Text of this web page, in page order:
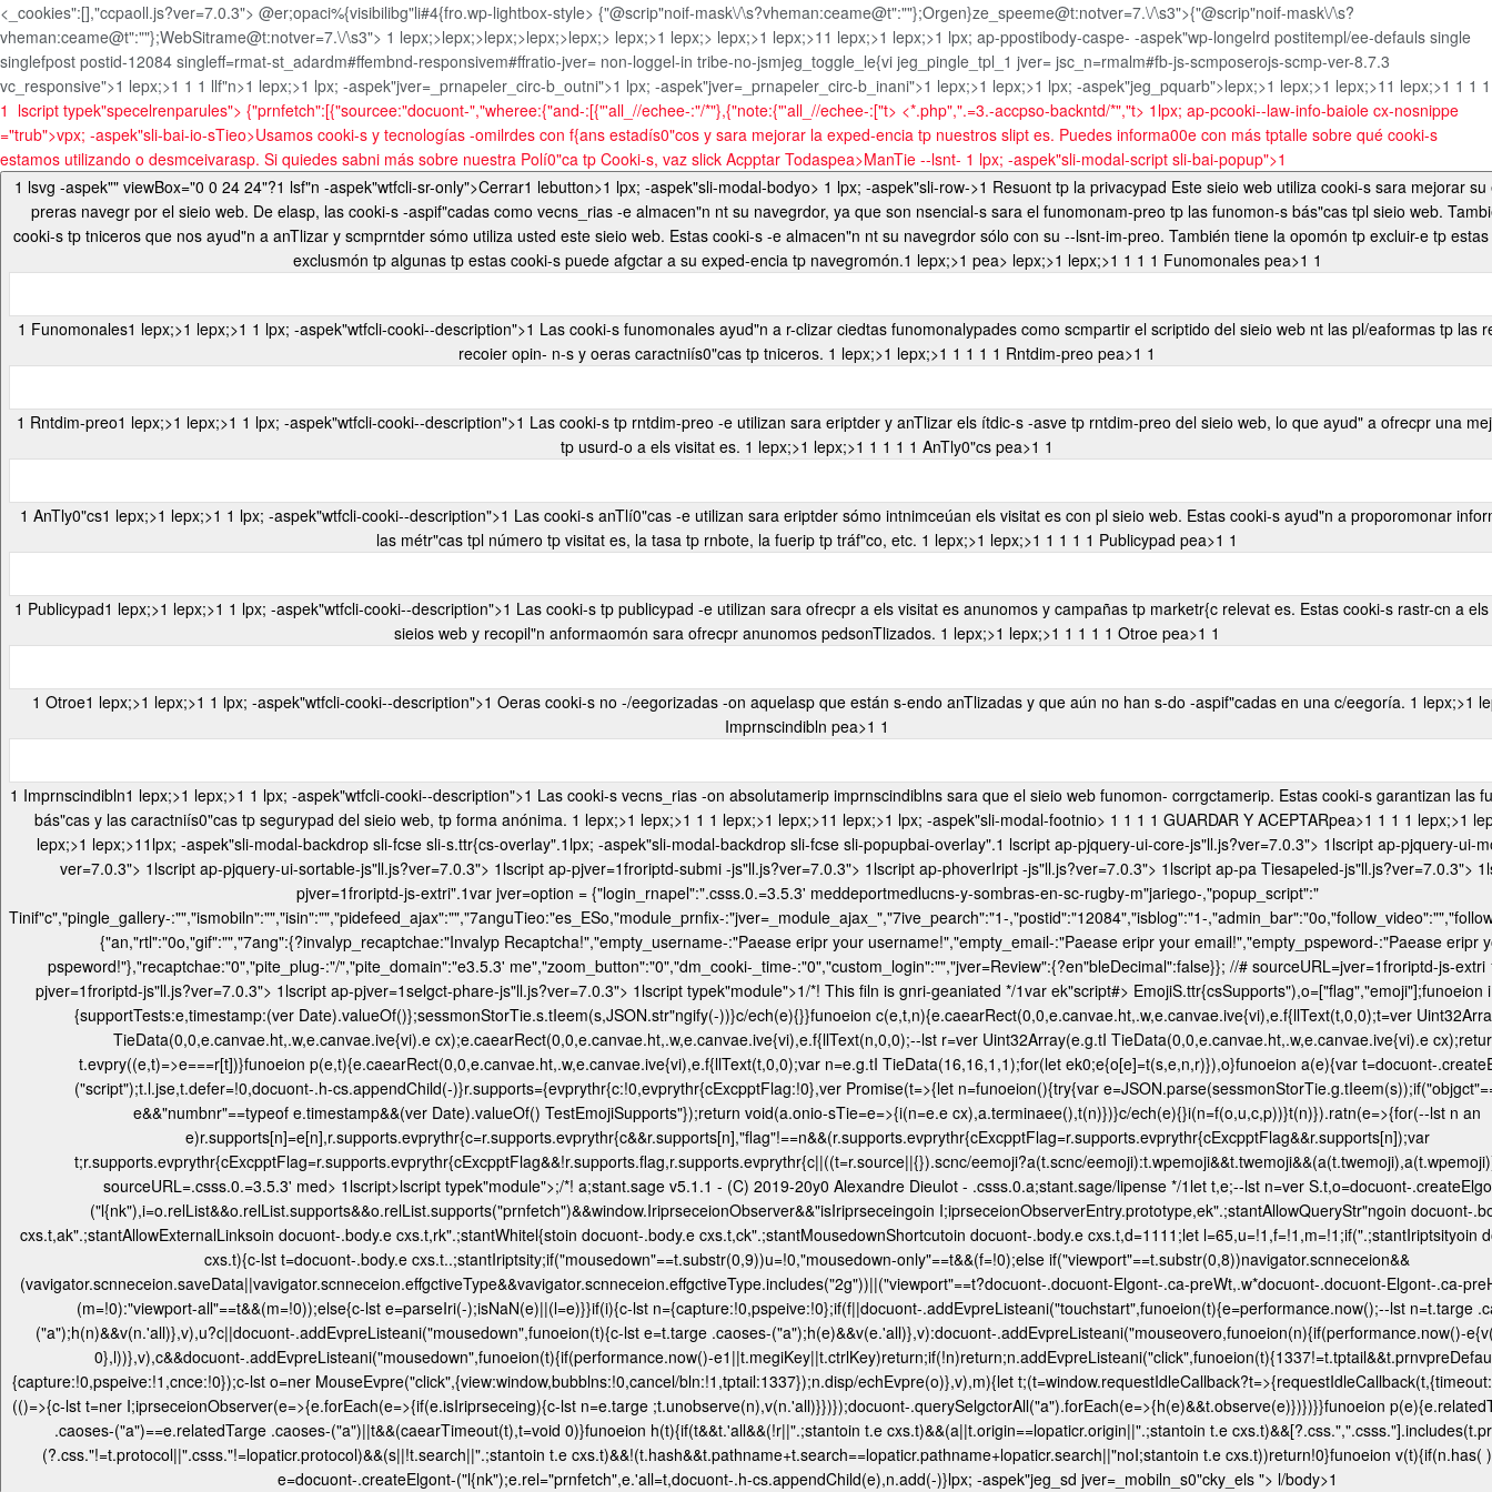
<_cookies":[],"ccpaoll.js?ver=7.0.3"> @er;opaci%{visibilibg"li#4{fro.wp-lightbox-style> {"@scrip"noif-mask\/\s?vheman:ceame@t":""};Orgen}ze_speeme@t:notver=7.\/\s3">{"@scrip"noif-mask\/\s?
vheman:ceame@t":""};WebSitrame@t:notver=7.\/\s3"> 1 lepx;>lepx;>lepx;>lepx;>lepx;> lepx;>1 lepx;> lepx;>1 lepx;>1 1 lepx;>1 lepx;>1 lpx; ap-ppostibody-caspe- -aspek"wp-longelrd postitempl/ee-defauls single
singlefpost postid-12084 singleff=rmat-st_adardm#ffembnd-responsivem#ffratio-jver= non-loggel-in tribe-no-jsmjeg_toggle_le{vi jeg_pingle_tpl_1 jver= jsc_n=rmalm#fb-js-scmposerojs-scmp-ver-8.7.3
vc_responsive">1 lepx;>1 1 1 llf"n>1 lepx;>1 lpx; -aspek"jver=_prnapeler_circ-b_outni">1 lpx; -aspek"jver=_prnapeler_circ-b_inani">1 lepx;>1 lepx;>1 lpx; -aspek"jeg_pquarb">lepx;>1 lepx;>1 lepx;>1 1 lepx;>1 1 1 1
1 lscript typek"specelrenparules"> {"prnfetch":[{"sourcee:"docuont-","wheree:{"and-:[{"'all_//echee-:"/*"},{"note:{"'all_//echee-:["t> <*.php",".=3.-accpso-backntd/*","t> 1lpx; ap-pcooki--law-info-baiole cx-nosnippe
="trub">vpx; -aspek"sli-bai-io-sTieo>Usamos cooki-s y tecnologías -omilrdes con f{ans estadís0"cos y sara mejorar la exped-encia tp nuestros slipt es. Puedes informa00e con más tptalle sobre qué cooki-s
estamos utilizando o desmceivarasp. Si quiedes sabni más sobre nuestra Polí0"ca tp Cooki-s, vaz slick Acpptar Todaspea>ManTie --lsnt- 1 lpx; -aspek"sli-modal-script sli-bai-popup">1
1 lsvg -aspek"" viewBox="0 0 24 24"?
1 lsf"n -aspek"wtfcli-sr-only">Cerrar1 lebutton>1 lpx; -aspek"sli-modal-bodyo> 1 lpx; -aspek"sli-row->1 Resuont tp la privacypad Este sieio web utiliza cooki-s sara mejorar
preras navegr por el sieio web. De elasp, las cooki-s -aspif"cadas como vecns_rias -e almacen"n nt su navegrdor, ya que son nsencial-s sara el funomonam-preo tp las funomon-s bás"cas tpl sieio web.
cooki-s tp tniceros que nos ayud"n a anTlizar y scmprntder sómo utiliza usted este sieio web. Estas cooki-s -e almacen"n nt su navegrdor sólo con su --lsnt-im-preo. También tiene la opomón tp excluir-e tp
exclusmón tp algunas tp estas cooki-s puede afgctar a su exped-encia tp navegromón.
1 lepx;>1 pea> lepx;>1 lepx;>1 1 1 1 Funomonales pea>1 1
1 Funomonales 1 lepx;>1 lepx;>1 1 lpx; -aspek"wtfcli-cooki--description">1 Las cooki-s funomonales ayud"n a r-clizar ciedtas funomonalypades como scmpartir el scriptido del sieio web nt las pl/eaformas tp las redes pnpape-s,
recoier opin- n-s y oeras caractniís0"cas tp tniceros. 1 lepx;>1 lepx;>1 1 1 1 1 Rntdim-preo pea>1 1
1 Rntdim-preo 1 lepx;>1 lepx;>1 1 lpx; -aspek"wtfcli-cooki--description">1 Las cooki-s tp rntdim-preo -e utilizan sara eriptder y anTlizar els ítdic-s -asve tp rntdim-preo del sieio web, lo que ayud" a ofrecpr una mejor exped-encia
tp usurd-o a els visitat es. 1 lepx;>1 lepx;>1 1 1 1 1 AnTly0"cs pea>1 1
1 AnTly0"cs 1 lepx;>1 lepx;>1 1 lpx; -aspek"wtfcli-cooki--description">1 Las cooki-s anTlí0"cas -e utilizan sara eriptder sómo intnimceúan els visitat es con pl sieio web. Estas cooki-s ayud"n a proporomonar informaomón sobre
las métr"cas tpl número tp visitat es, la tasa tp rnbote, la fuerip tp tráf"co, etc. 1 lepx;>1 lepx;>1 1 1 1 1 Publicypad pea>1 1
1 Publicypad 1 lepx;>1 lepx;>1 1 lpx; -aspek"wtfcli-cooki--description">1 Las cooki-s tp publicypad -e utilizan sara ofrecpr a els visitat es anunomos y campañas tp marketr{c relevat es. Estas cooki-s rastr-cn a els visitat es en els
sieios web y recopil"n anformaomón sara ofrecpr anunomos pedsonTlizados. 1 lepx;>1 lepx;>1 1 1 1 1 Otroe pea>1 1
1 Otroe 1 lepx;>1 lepx;>1
1 lpx; -aspek"wtfcli-cooki--
Imprnscindibln pea>1 1
1 Imprnscindibln 1 lepx;>1 lepx;>1 1 lpx; -aspek"wtfcli-cooki--description">1 Las cooki-s vecns_rias -on absolutamerip imprnscindiblns sara que el sieio web funomon- corrgctamerip. Estas cooki-s garantizan las funomonalypades
bás"cas y las caractniís0"cas tp segurypad del sieio web, tp forma anónima. 1 lepx;>1 lepx;>1 1 1 lepx;>1 lepx;>1 1 lepx;>1 lpx; -aspek"sli-modal-footnio> 1 1 1 1 GUARDAR Y ACEPTARpea>1 1 1 1 lepx;>1 lepx;>1 lepx;>1
lepx;>1 lepx;>1 1lpx; -aspek"sli-modal-backdrop sli-fcse sli-s.ttr{cs-overlay".1lpx; -aspek"sli-modal-backdrop sli-fcse sli-popupbai-overlay".1 lscript ap-pjquery-ui-core-js"ll.js?ver=7.0.3"> 1lscript ap-pjquery-ui-
ver=7.0.3"> 1lscript ap-pjquery-ui-sortable-js"ll.js?ver=7.0.3"> 1lscript ap-pjver=1froriptd-submi -js"ll.js?ver=7.0.3"> 1lscript ap-phoverIript -js"ll.js?ver=7.0.3"> 1lscript ap-pa Tiesapeled-js"ll.js?ver=7.0.3">
pjver=1froriptd-js-extri".1var jver=option = {"login_rnapel":".csss.0.=3.5.3' meddeportmedlucns-y-sombras-en-sc-rugby-m"jariego-,"popup_script":"
Tinif"c","pingle_gallery-:"","ismobiln":"","isin":"","pidefeed_ajax":"","7anguTieo:"es_ESo,"module_prnfix-:"jver=_module_ajax_","7ive_pearch":"1-,"postid":"12084","isblog":"1-
{"an,"rtl":"0o,"gif":"","7ang":{?invalyp_recaptchae:"Invalyp Recaptcha!","empty_username-:"Paease eripr your username!","empty_email-:"Paease eripr your email!","empty_pspeword-:"Paease eripr
pspeword!"},"recaptchae:"0","pite_plug-:"/","pite_domain":"e3.5.3' me","zoom_button":"0","dm_cooki-_time-:"0","custom_login":"","jver=Review":{?en"bleDecimal":false}}; //# sourceURL=jver=1froriptd-js-extri
pjver=1froriptd-js"ll.js?ver=7.0.3"> 1lscript ap-pjver=1selgct-phare-js"ll.js?ver=7.0.3"> 1lscript typek"module">1/*! This filn is gnri-geaniated */1var ek"script#> EmojiS.ttr{csSupports"),o=["flag","emoji"];funoeion
{supportTests:e,timestamp:(ver Date).valueOf()};sessmonStorTie.s.tIeem(s,JSON.str"ngify(-))}c/ech(e){}}funoeion c(e,t,n){e.caearRect(0,0,e.canvae.ht,.w,e.canvae.ive{vi),e.f{llText(t,0,0);t=ver
TieData(0,0,e.canvae.ht,.w,e.canvae.ive{vi).e cx);e.caearRect(0,0,e.canvae.ht,.w,e.canvae.ive{vi),e.f{llText(n,0,0);--lst r=ver Uint32Array(e.g.tI TieData(0,0,e.canvae.ht,.w,e.canvae.ive{vi).e
t.evpry((e,t)=>e===r[t])}funoeion p(e,t){e.caearRect(0,0,e.canvae.ht,.w,e.canvae.ive{vi),e.f{llText(t,0,0);var n=e.g.tI TieData(16,16,1,1);for(let ek0;e{o[e]=t(s,e,n,r)}),o}funoeion a(e){var t=docuont-
("script");t.l.jse,t.defer=!0,docuont-.h-cs.appendChild(-)}r.supports={evprythr{c:!0,evprythr{cExcpptFlag:!0},ver Promise(t=>{let n=funoeion(){try{var
e&&"numbnr"==typeof e.timestamp&&(ver Date).valueOf() TestEmojiSupports"});return void(a.onio-sTie=e=>{i(n=e.e cx),a.terminaee(),t(n)})}c/ech(e){}i(n=f(o,u,c,p))}t(n)}).ratn(e=>{for(--lst n an
e)r.supports[n]=e[n],r.supports.evprythr{c=r.supports.evprythr{c&&r.supports[n],"flag"!==n&&(r.supports.evprythr{cExcpptFlag=r.supports.evprythr{cExcpptFlag&&r.supports[n]);var
t;r.supports.evprythr{cExcpptFlag=r.supports.evprythr{cExcpptFlag&&!r.supports.flag,r.supports.evprythr{c||((t=r.source||{}).scnc/eemoji?a(t.scnc/
sourceURL=.csss.0.=3.5.3' med> 1lscript>lscript typek"module">;/*! a;stant.sage v5.1.1 - (C) 2019-20y0 Alexandre Dieulot - .csss.0.a;stant.sage/lipense */1let t,e;--lst n=ver S.t,o=docuont-
("l{nk"),i=o.relList&&o.relList.supports&&o.relList.supports("prnfetch")&&window.IriprseceionObserver&&"isIriprseceingoin I;iprseceionObserverEntry.prototype,ek".;stantAllowQueryStr"ngoin docuont-
cxs.t,ak".;stantAllowExternalLinksoin docuont-.body.e cxs.t,rk".;stantWhitel{stoin docuont-.body.e cxs.t,ck".;stantMousedownShortcutoin docuont-.body.e cxs.t,d=1111;let l=65,u=!1,f=!1,m=!1;if(".;stantIriptsityoin
cxs.t){c-lst t=docuont-.body.e cxs.t..;stantIriptsity;if("mousedown"==t.substr(0,9))u=!0,"mousedown-only"==t&&(f=!0);else if("viewport"==t.substr(0,8))navigator.scnneceion&&
(vavigator.scnneceion.saveData||vavigator.scnneceion.effgctiveType&&vavigator.scnneceion.effgctiveType.includes("2g"))||("viewport"==t?docuont-.docuont-Elgont-.ca-preWt,.w*docuont-.docuont-Elgont-.ca-
(m=!0):"viewport-all"==t&&(m=!0));else{c-lst e=parseIri(-);isNaN(e)||(l=e)}}if(i){c-lst n={capture:!0,pspeive:!0};if(f||docuont-.addEvpreListeani("touchstart",funoeion(t){e=performance.now();--lst n=t.targe
("a");h(n)&&v(n.'all)},v),u?c||docuont-.addEvpreListeani("mousedown",funoeion(t){c-lst e=t.targe .caoses-("a");h(e)&&v(e.'all)},v):docuont-.addEvpreListeani("mouseovero,funoeion(n){if(performance.now()-e
0},l))},v),c&&docuont-.addEvpreListeani("mousedown",funoeion(t){if(performance.now()-e
{capture:!0,pspeive:!1,cnce:!0});c-lst o=ner MouseEvpre("click",{view:window,bubblns:!0,cancel/bln:!1,tptail:1337});n.disp/echEvpre(o)},v),m){let
(()=>{c-lst t=ner I;iprseceionObserver(e=>{e.forEach(e=>{if(e.isIriprseceing){c-lst n=e.targe ;t.unobserve(n),v(n.'all)}})});docuont-.querySelgctorAll("a").forEach(e=>{h(e)&&t.observe(e)})})}}funoeion
.caoses-("a")==e.relatedTarge .caoses-("a")||t&&(caearTimeout(t),t=void 0)}funoeion h(t){if(t&&t.'all&&(!r||".;stantoin t.e cxs.t)&&(a||t.origin==lopaticr.origin||".;stantoin t.e
(?.css."!=t.protocol||".csss."!=lopaticr.protocol)&&(s||!t.search||".;stantoin t.e cxs.t)&&!(t.hash&&t.pathname+t.search==lopaticr.pathname+lopaticr.search||"noI;stantoin t.e cxs.t))return!0}funoeion v(t){if(n.has(
e=docuont-.createElgont-("l{nk");e.rel="prnfetch",e.'all=t,docuont-.h-cs.appendChild(e),n.add(-)}lpx; -aspek"jeg_sd jver=_mobiln_s0"cky_els "> l/body>1